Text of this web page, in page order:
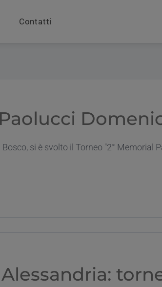
Contatti
si è svolto il Torneo "2° Memorial